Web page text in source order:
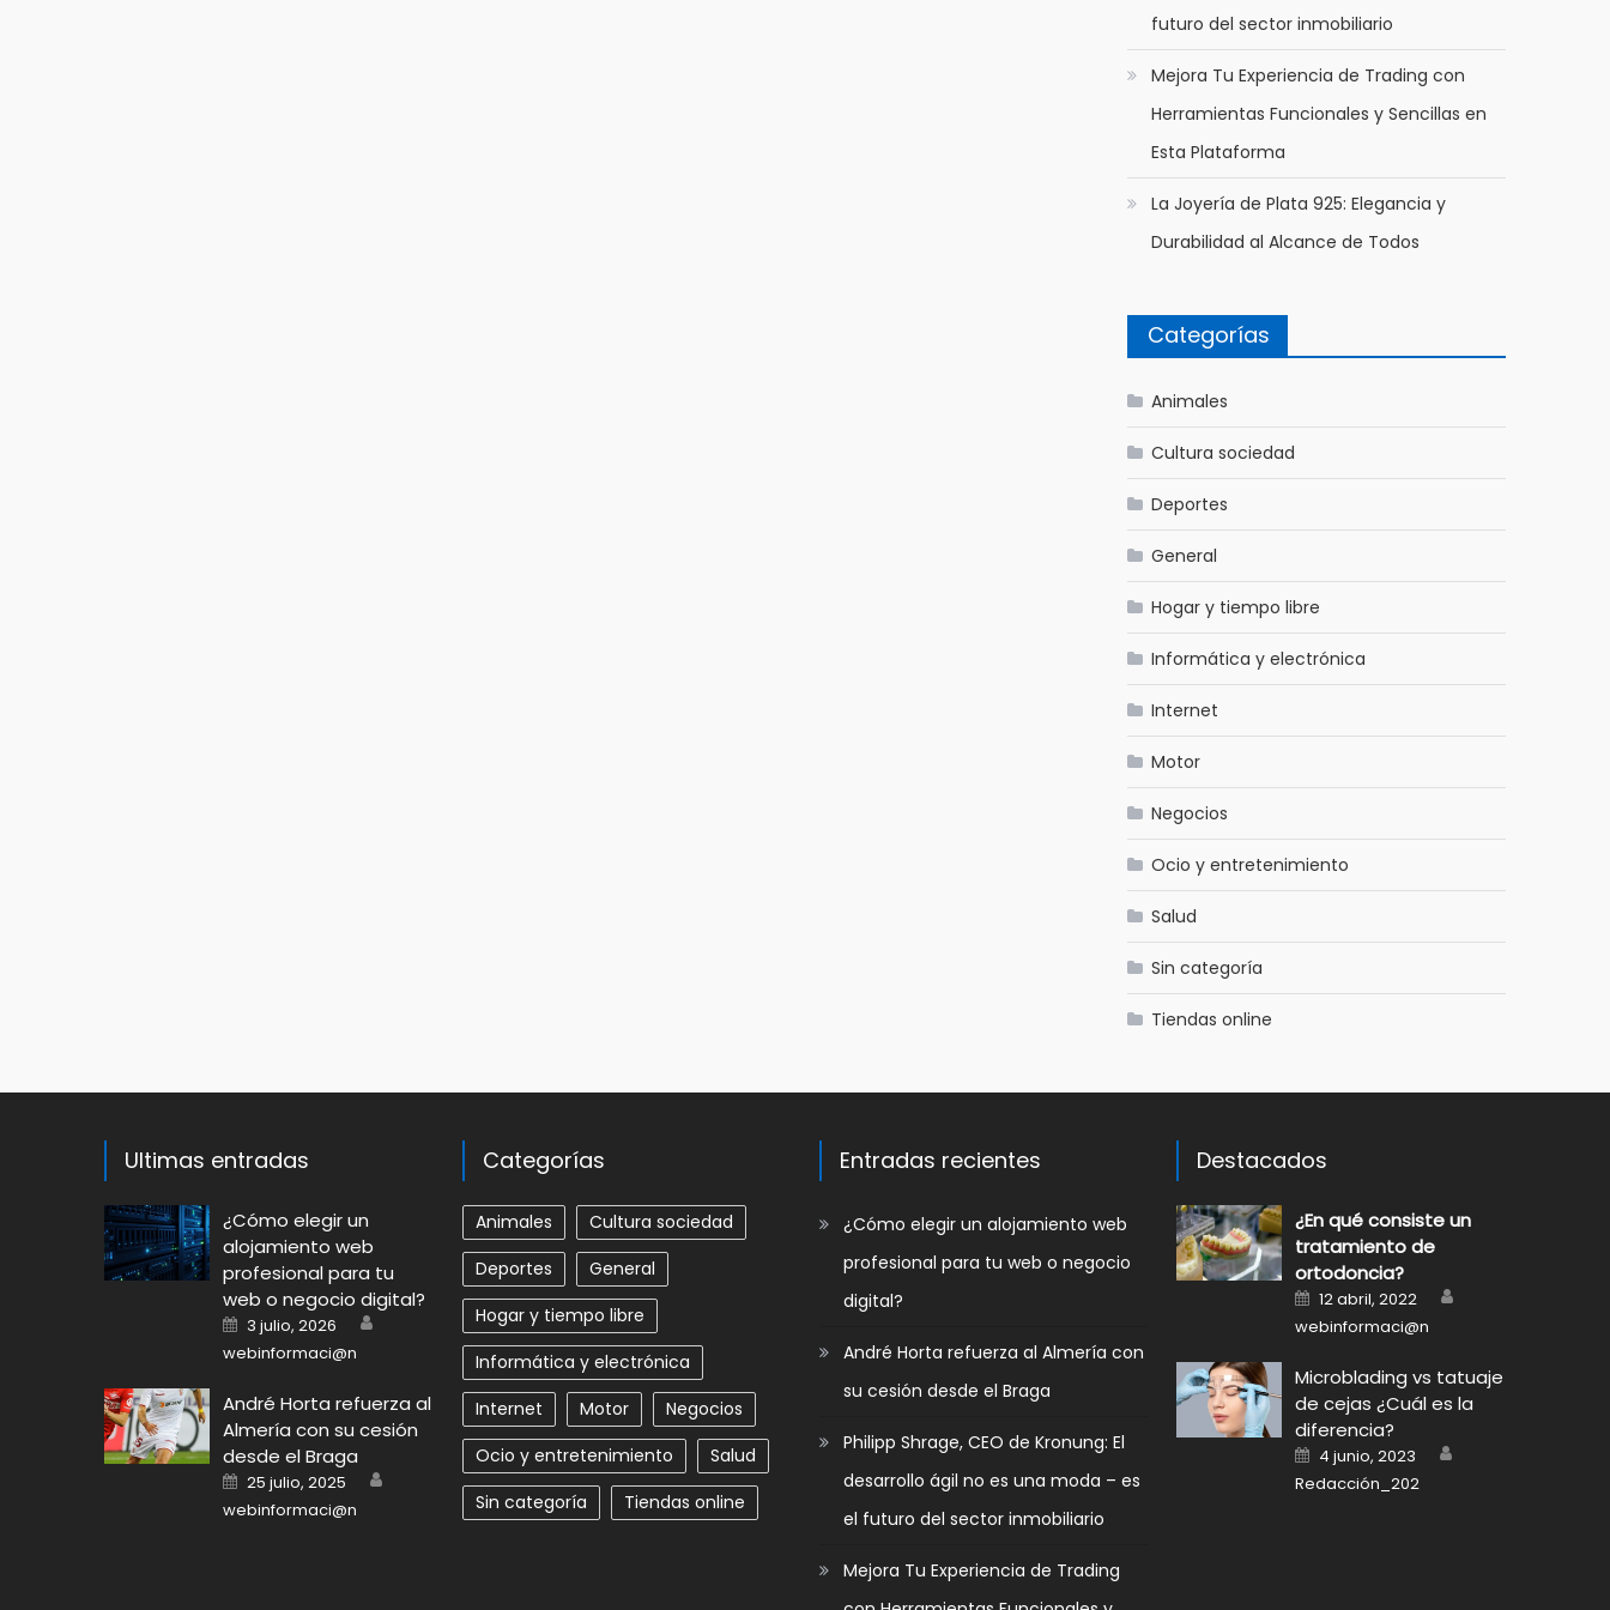
futuro del sector inmobiliario
Mejora Tu Experiencia de Trading con
Herramientas Funcionales y Sencillas en
Esta Plataforma
La Joyería de Plata 925: Elegancia y
Durabilidad al Alcance de Todos
Categorías
Animales
Cultura sociedad
Deportes
General
Hogar y tiempo libre
Informática y electrónica
Internet
Motor
Negocios
Ocio y entretenimiento
Salud
Sin categoría
Tiendas online
Ultimas entradas
​¿Cómo elegir un
alojamiento web
profesional para tu
web o negocio digital?
Posted
on
3 julio, 2026 Author
webinformaci@n
André Horta refuerza al
Almería con su cesión
desde el Braga
Posted
on
25 julio, 2025
webinformaci@n
Categorías
Animales
Cultura sociedad
Deportes
General
Hogar y tiempo libre
Informática y electrónica
Internet
Motor
Negocios
Ocio y entretenimiento
Salud
Sin categoría
Tiendas online
Entradas recientes
​¿Cómo elegir un alojamiento web
profesional para tu web o negocio
digital?
André Horta refuerza al Almería con
su cesión desde el Braga
Philipp Shrage, CEO de Kronung: El
desarrollo ágil no es una moda – es
el futuro del sector inmobiliario
Mejora Tu Experiencia de Trading
Destacados
¿En qué consiste un
tratamiento de
ortodoncia?
Posted
on
12 abril, 2022
webinformaci@n
Microblading vs tatuaje
de cejas ¿Cuál es la
diferencia?
Posted
on
4 junio, 2023
Redacción_202